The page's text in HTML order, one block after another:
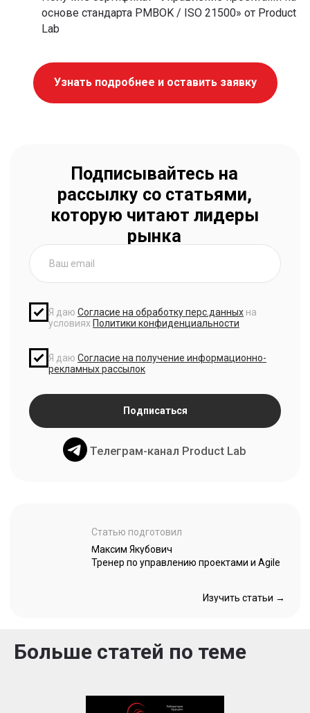
основе стандарта PMBOK / ISO 21500» от Product
Lab
Узнать подробнее и оставить заявку
Больше статей по теме